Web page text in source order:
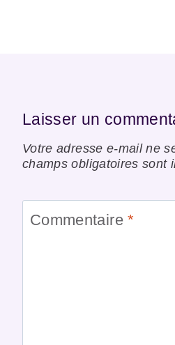
Laisser un
Votre adresse e-mail ne
champs obligatoires sont
Commentaire*